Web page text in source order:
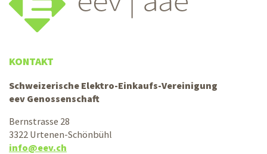
KONTAKT
Schweizerische Elektro-Einkaufs-Vereinigung
eev Genossenschaft
Bernstrasse 28
3322 Urtenen-Schönbühl
info@eev.ch